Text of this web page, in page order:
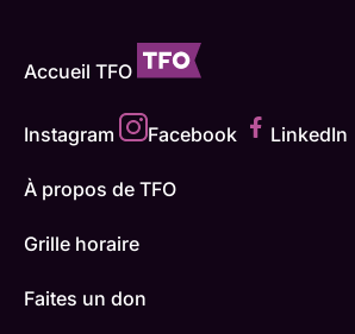
Accueil TFO
Instagram Facebook LinkedIn
À propos de TFO
Grille horaire
Faites un don